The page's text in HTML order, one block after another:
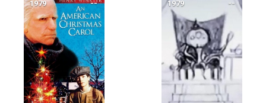
--
1979 --
1979